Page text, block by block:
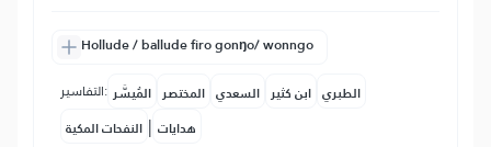
Hollude / ballude firo gonŋo/ wonngo
التفاسير: المُيسَّر المختصر السعدي ابن كثير الطبري
النفحات المكية | هدايات